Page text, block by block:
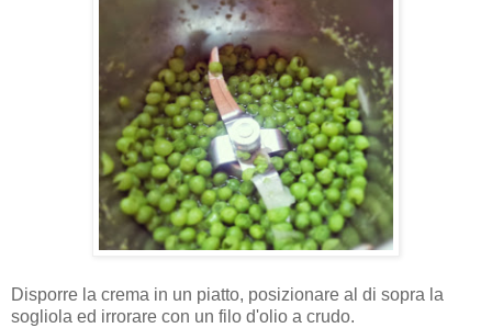
Disporre la crema in un piatto, posizionare al di sopra la
sogliola ed irrorare con un filo d'olio a crudo.